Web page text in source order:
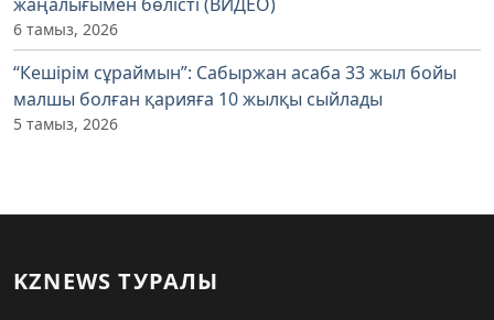
6 тамыз, 2026
“Кешірім сұраймын”: Сабыржан асаба 33 жыл бойы
малшы болған қарияға 10 жылқы сыйлады
5 тамыз, 2026
KZNEWS ТУРАЛЫ